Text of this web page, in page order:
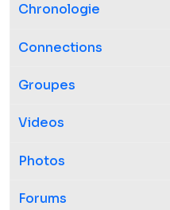
Chronologie
Connections
Groupes
Videos
Photos
Forums